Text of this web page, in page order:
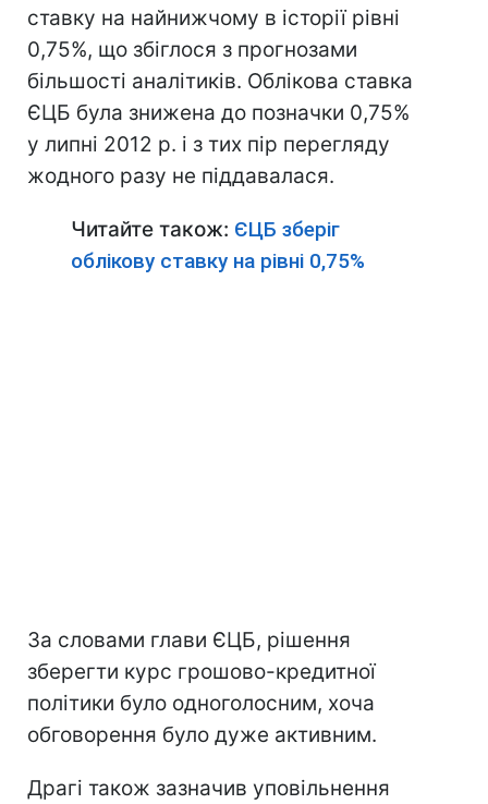
ставку на найнижчому в історії рівні
0,75%, що збіглося з прогнозами
більшості аналітиків. Облікова ставка
ЄЦБ була знижена до позначки 0,75%
у липні 2012 р. і з тих пір перегляду
жодного разу не піддавалася.
Читайте також: ЄЦБ зберіг
облікову ставку на рівні 0,75%
За словами глави ЄЦБ, рішення
зберегти курс грошово-кредитної
політики було одноголосним, хоча
обговорення було дуже активним.
Драгі також зазначив уповільнення